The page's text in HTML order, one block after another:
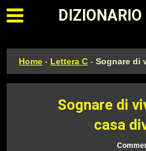
Apri il menu
DIZIONARIO
Home - Lettera C -Sognare di
Sognare di
casa